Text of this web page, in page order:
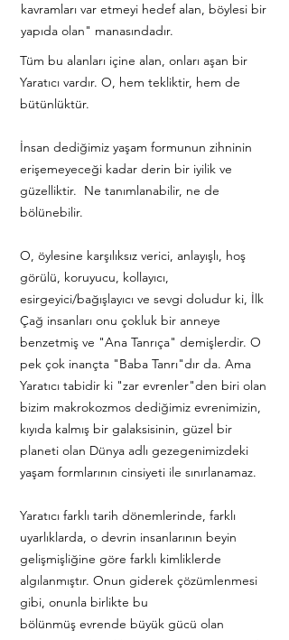
kavramları var etmeyi hedef alan, böylesi bir
yapıda olan" manasındadır.
Tüm bu alanları içine alan, onları aşan bir
Yaratıcı vardır. O, hem tekliktir, hem de
bütünlüktür.
İnsan dediğimiz yaşam formunun zihninin
erişemeyeceği kadar derin bir iyilik ve
güzelliktir. Ne tanımlanabilir, ne de
bölünebilir.
O, öylesine karşılıksız verici, anlayışlı, hoş
görülü, koruyucu, kollayıcı,
esirgeyici/bağışlayıcı ve sevgi doludur ki, İlk
Çağ insanları onu çokluk bir anneye
benzetmiş ve "Ana Tanrıça" demişlerdir. O
pek çok inançta "Baba Tanrı"dır da. Ama
Yaratıcı tabidir ki "zar evrenler"den biri olan
bizim makrokozmos dediğimiz evrenimizin,
kıyıda kalmış bir galaksisinin, güzel bir
planeti olan Dünya adlı gezegenimizdeki
yaşam formlarının cinsiyeti ile sınırlanamaz.
Yaratıcı farklı tarih dönemlerinde, farklı
uyarlıklarda, o devrin insanlarının beyin
gelişmişliğine göre farklı kimliklerde
algılanmıştır. Onun giderek çözümlenmesi
gibi, onunla birlikte bu
bölünmüş evrende büyük gücü olan